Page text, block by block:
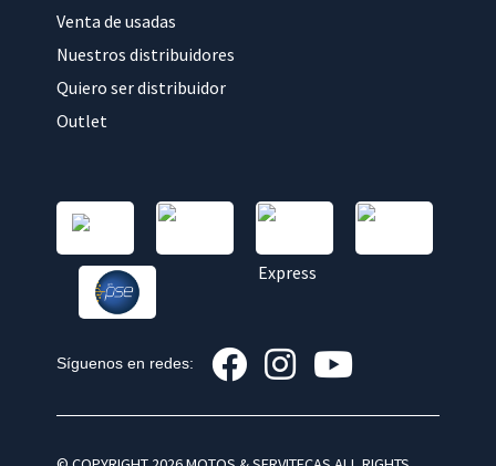
Venta de usadas
Nuestros distribuidores
Quiero ser distribuidor
Outlet
Síguenos en redes: